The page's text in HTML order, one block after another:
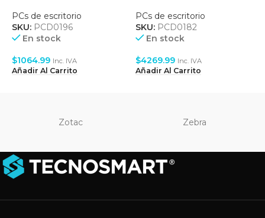
DDR5 – 500GB SSD –
FREEDOS +
TECLADO/MOUSE
PCs de escritorio
SKU: PCD0196
En stock
$1064.99 Inc. IVA
Añadir Al Carrito
5070 12GB GDDR7 – 1TB
SSD – FUENTE 850W –
WIN 11 PRO – BLACK
PCs de escritorio
SKU: PCD0182
En stock
$4269.99 Inc. IVA
Añadir Al Carrito
Zotac Zebra